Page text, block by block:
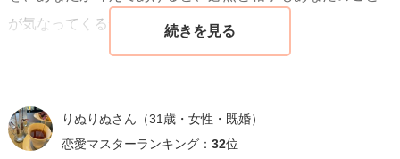
が気なってくるかもしれません。
りぬりぬさん （31歳・女性・既婚）
恋愛マスターランキング： 32位